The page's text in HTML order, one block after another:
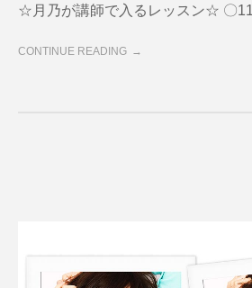
☆月乃が講師で入るレッスン☆ 〇
CONTINUE READING